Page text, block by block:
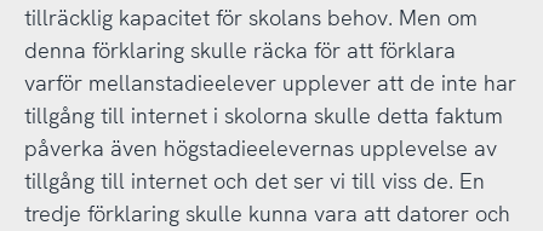
tillräcklig kapacitet för skolans behov. Men om
denna förklaring skulle räcka för att förklara
varför mellanstadieelever upplever att de inte har
tillgång till internet i skolorna skulle detta faktum
påverka även högstadieelevernas upplevelse av
tillgång till internet och det ser vi till viss de. En
tredje förklaring skulle kunna vara att datorer och